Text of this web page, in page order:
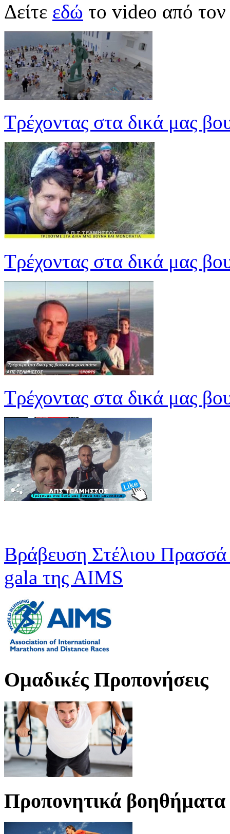
Δείτε εδώ το video από
Τρέχοντας στα δικά μας
Τρέχοντας στα δικά μας
Τρέχοντας στα δικά μας
Βράβευση Στέλιου
gala της ΑΙMS
Oμαδικές Προπονήσεις
Προπονητικά βοηθήματα